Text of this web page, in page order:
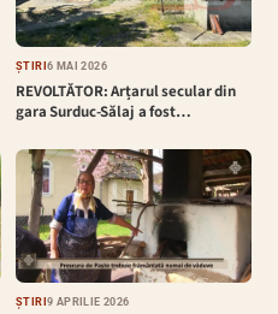
ȘTIRI6 MAI 2026
REVOLTĂTOR: Arțarul secular din
gara Surduc-Sălaj a fost…
ȘTIRI9 APRILIE 2026